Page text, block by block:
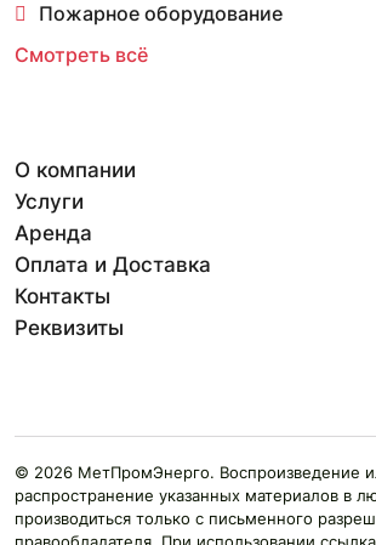
Пожарное оборудование
Смотреть всё
О компании
Услуги
Аренда
Оплата и Доставка
Контакты
Реквизиты
© 2026 МетПромЭнерго. Воспроизведение
распространение указанных материалов в
производиться только с письменного